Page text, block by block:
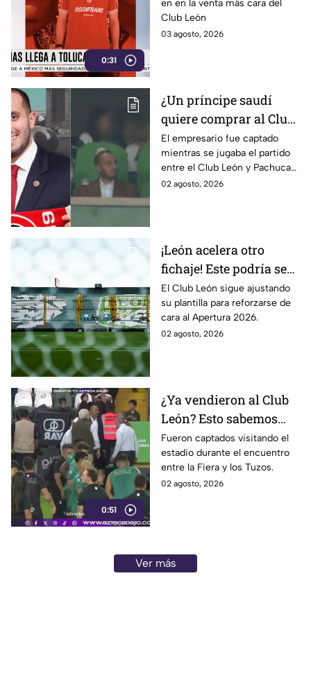
0:31
en en la venta más cara del
Club León
03 agosto, 2026
¿Un príncipe saudí
quiere comprar al Club
León? Esto es lo que
sabemos
El empresario fue captado
mientras se jugaba el partido
entre el Club León y Pachuca
de lo jornada 3 de la Liga MX
02 agosto, 2026
¡León acelera otro
fichaje! Este podría ser
el reemplazo de Jordan
García; ¿quién es?
El Club León sigue ajustando
su plantilla para reforzarse de
cara al Apertura 2026.
02 agosto, 2026
0:51
¿Ya vendieron al Club
León? Esto sabemos
sobre los posibles
nuevos dueños del
equipo
Fueron captados visitando el
estadio durante el encuentro
entre la Fiera y los Tuzos.
02 agosto, 2026
Ver más